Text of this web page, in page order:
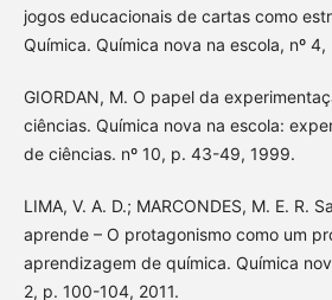
jogos educacionais de cartas como
Química. Química nova na escola, nº
GIORDAN, M. O papel da
ciências. Química nova na escola:
de ciências. nº 10, p. 43-49, 1999.
LIMA, V. A. D.; MARCONDES, M. E. R.
aprende – O protagonismo como um
aprendizagem de química. Química
2, p. 100-104, 2011.